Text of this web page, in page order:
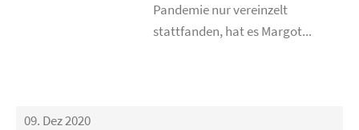
Pandemie nur vereinzelt
stattfanden, hat es Margot...
09. Dez 2020